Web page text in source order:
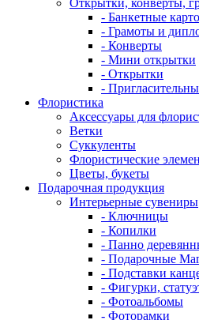
Открытки, конверты,
- Банкетные
- Грамоты и
- Конверты
- Мини открытки
- Открытки
-
Флористика
Аксессуары для
Ветки
Суккуленты
Флористические
Цветы, букеты
Подарочная продукция
Интерьерные сувениры
- Ключницы
- Копилки
- Панно
- Подарочные
- Подставки
- Фигурки,
- Фотоальбомы
- Фоторамки